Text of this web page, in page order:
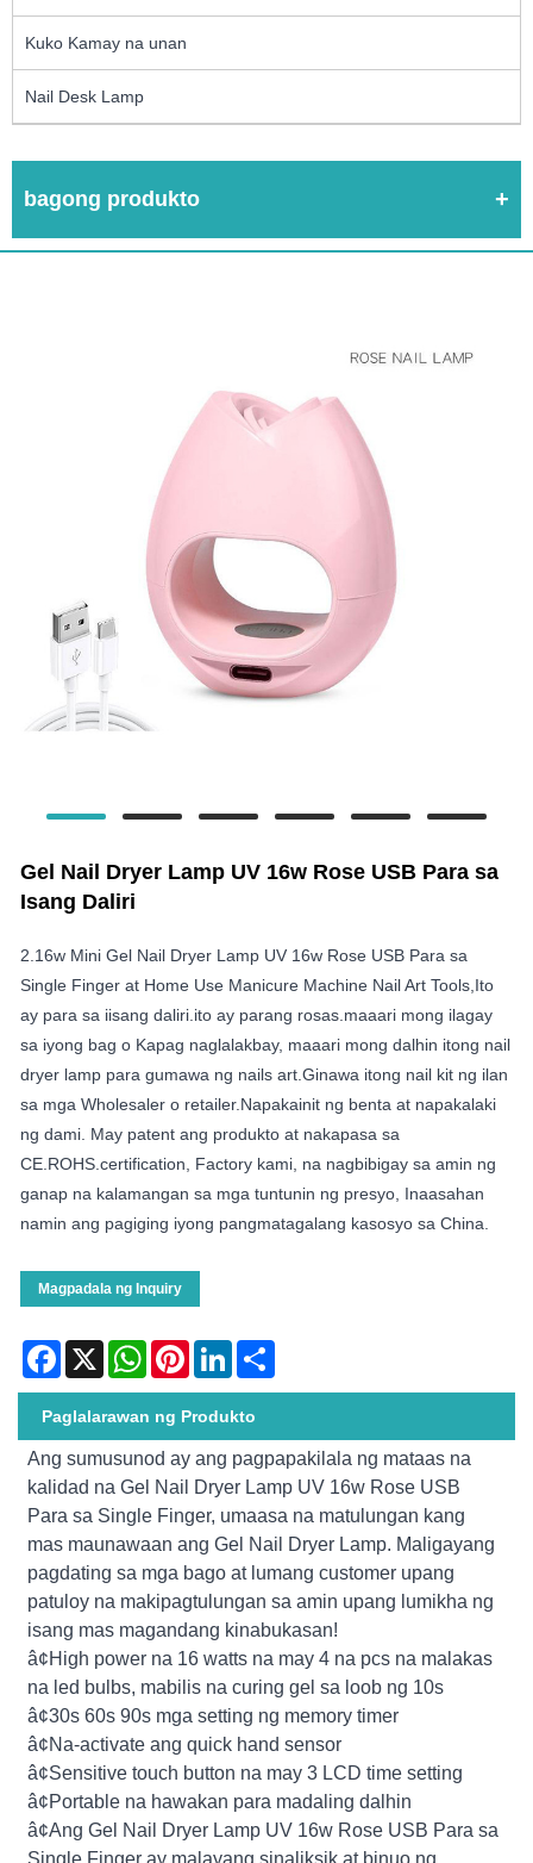
Kuko Kamay na unan
Nail Desk Lamp
bagong produkto
Gel Nail Dryer Lamp UV 16w Rose USB Para sa
Isang Daliri
2.16w Mini Gel Nail Dryer Lamp UV 16w Rose USB Para sa
Single Finger at Home Use Manicure Machine Nail Art Tools,Ito
ay para sa iisang daliri.ito ay parang rosas.maaari mong ilagay
sa iyong bag o Kapag naglalakbay, maaari mong dalhin itong nail
dryer lamp para gumawa ng nails art.Ginawa itong nail kit ng ilan
sa mga Wholesaler o retailer.Napakainit ng benta at napakalaki
ng dami. May patent ang produkto at nakapasa sa
CE.ROHS.certification, Factory kami, na nagbibigay sa amin ng
ganap na kalamangan sa mga tuntunin ng presyo, Inaasahan
namin ang pagiging iyong pangmatagalang kasosyo sa China.
Magpadala ng Inquiry
Facebook
X WhatsAppPinterestLinkedIn
Paglalarawan ng Produkto
Ang sumusunod ay ang pagpapakilala ng mataas na
kalidad na Gel Nail Dryer Lamp UV 16w Rose USB
Para sa Single Finger, umaasa na matulungan kang
mas maunawaan ang Gel Nail Dryer Lamp. Maligayang
pagdating sa mga bago at lumang customer upang
patuloy na makipagtulungan sa amin upang lumikha ng
isang mas magandang kinabukasan!
â¢High power na 16 watts na may 4 na pcs na malakas
na led bulbs, mabilis na curing gel sa loob ng 10s
â¢30s 60s 90s mga setting ng memory timer
â¢Na-activate ang quick hand sensor
â¢Sensitive touch button na may 3 LCD time setting
â¢Portable na hawakan para madaling dalhin
â¢Ang Gel Nail Dryer Lamp UV 16w Rose USB Para sa
Single Finger ay malayang sinaliksik at binuo ng